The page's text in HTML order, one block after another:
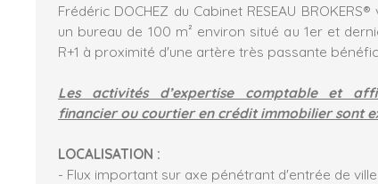
Frédéric DOCHEZ du Cabinet RESEAU
un bureau de 100 m² environ situé au 1er et
R+1 à proximité d'une artère très passante
Les activités d’expertise comptable et
financier ou courtier en crédit immobilier sont
LOCALISATION :
- Flux important sur axe pénétrant d'entrée de ville